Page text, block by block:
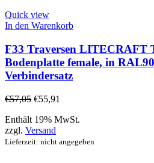
Quick view
In den Warenkorb
F33 Traversen LITECRAFT
Bodenplatte female, in
Verbindersatz
€57,05 €55,91
Enthält 19% MwSt.
zzgl. Versand
Lieferzeit: nicht angegeben